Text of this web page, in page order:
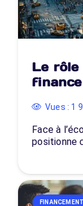
Le rôle
Vues : 1
Face à
positionne